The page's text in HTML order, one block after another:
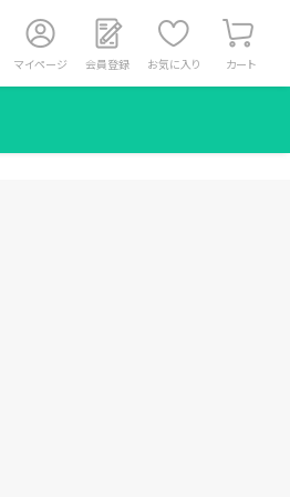
マイページ 会員登録 お気に入り カート